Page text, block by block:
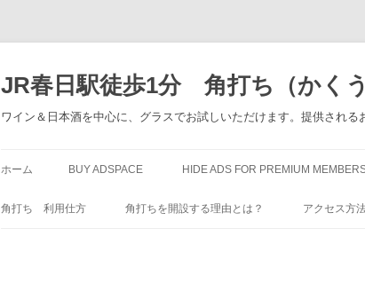
JR春日駅徒歩1分 角打ち（かく
ワイン＆日本酒を中心に、グラスでお試しいただけます。提供される
ホーム BUY ADSPACE HIDE ADS FOR PREMIUM
角打ち 利用仕方 角打ちを開設する理由とは？ アクセス方